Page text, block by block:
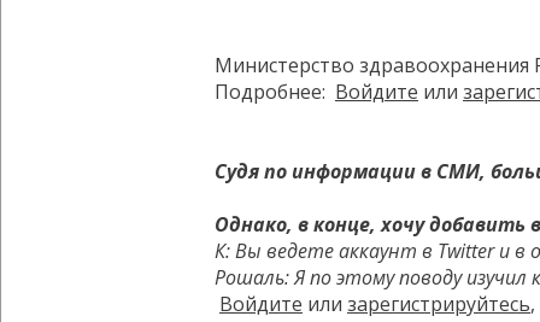
Министерство
Подробнее: Войдите или
Судя по информации в СМИ,
Однако, в конце, хочу
К: Вы ведете аккаунт в Twitter и в
Рошаль: Я по этому поводу
Войдите или зарегистрируйтесь